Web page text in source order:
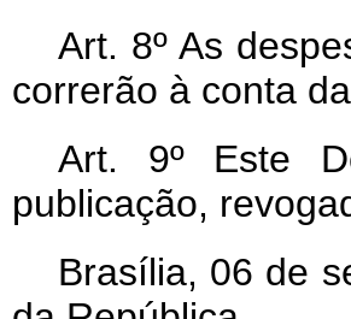
Art. 8º As
correrão à conta
Art. 9º Este
publicação,
Brasília, 06 de